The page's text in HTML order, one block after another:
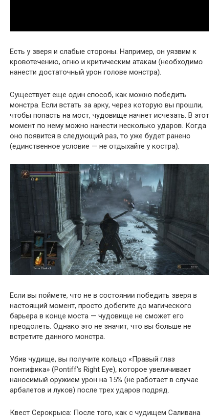
Есть у зверя и слабые стороны. Например, он уязвим к
кровотечению, огню и критическим атакам (необходимо
нанести достаточный урон голове монстра).
Существует еще один способ, как можно победить
монстра. Если встать за арку, через которую вы прошли,
чтобы попасть на мост, чудовище начнет исчезать. В этот
момент по нему можно нанести несколько ударов. Когда
оно появится в следующий раз, то уже будет ранено
(единственное условие — не отдыхайте у костра).
Если вы поймете, что не в состоянии победить зверя в
настоящий момент, просто добегите до магического
барьера в конце моста — чудовище не сможет его
преодолеть. Однако это не значит, что вы больше не
встретите данного монстра.
Убив чудище, вы получите кольцо «Правый глаз
понтифика» (Pontiff's Right Eye), которое увеличивает
наносимый оружием урон на 15% (не работает в случае
арбалетов и луков) после трех ударов подряд.
Квест Серокрыса: После того, как с чудищем Саливана